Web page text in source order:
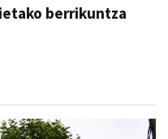
berrikuntza